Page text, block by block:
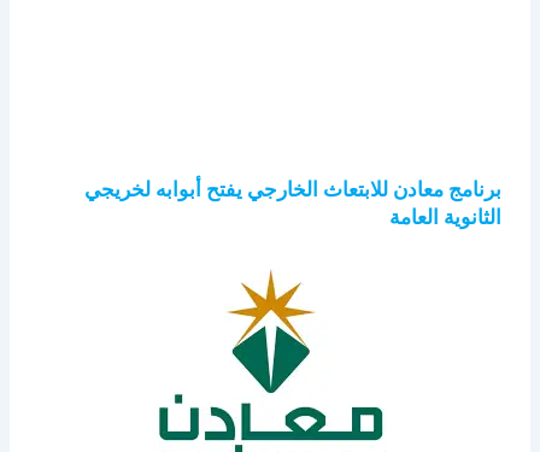
برنامج معادن للابتعاث الخارجي يفتح أبوابه لخريجي
الثانوية العامة